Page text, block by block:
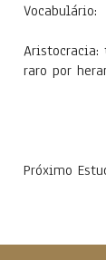
Vocabulário:
raro por
Próximo